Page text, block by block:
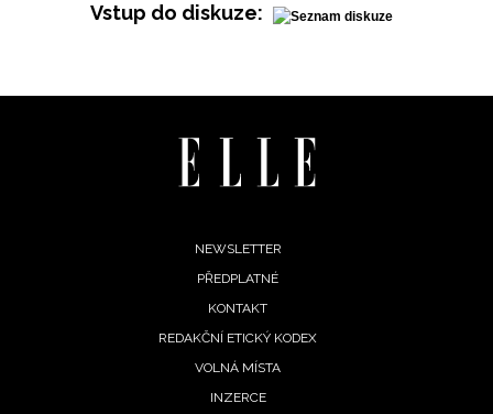
Vstup do diskuze:
NEWSLETTER
PŘEDPLATNÉ
KONTAKT
REDAKČNÍ ETICKÝ KODEX
VOLNÁ MÍSTA
INZERCE